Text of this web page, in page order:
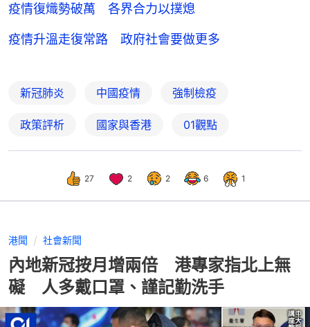
疫情復熾勢破萬 各界合力以撲熄
疫情升溫走復常路 政府社會要做更多
新冠肺炎 中國疫情 強制檢疫
政策評析 國家與香港 01觀點
27 2 2 6 1
港聞 社會新聞
內地新冠按月增兩倍 港專家指北上無
礙 人多戴口罩、謹記勤洗手